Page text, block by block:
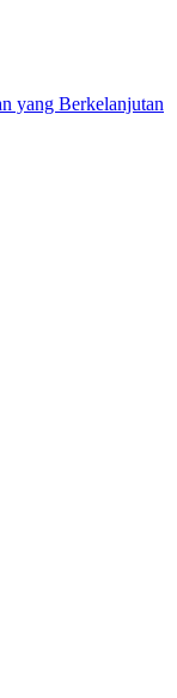
yang Berkelanjutan